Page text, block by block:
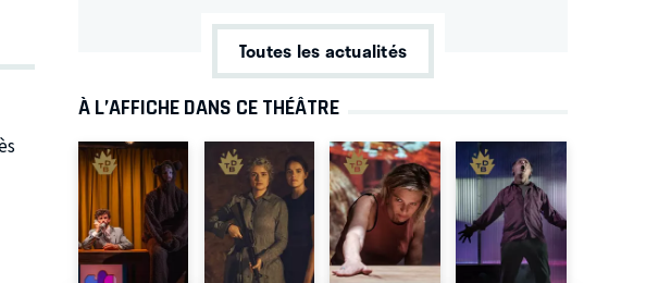
Toutes les actualités
À L’AFFICHE DANS CE THÉÂTRE